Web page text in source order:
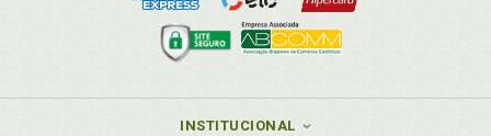
INSTITUCIONAL